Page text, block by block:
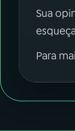
Sua
Para